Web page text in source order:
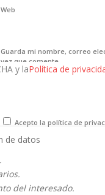
Web
Guarda mi nombre, correo
vez que comente.
y laPolítica de
Acepto la política de
de datos
del interesado.